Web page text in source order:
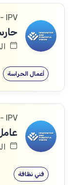
IPV
أعمال الحراسة
IPV
فني نظافة